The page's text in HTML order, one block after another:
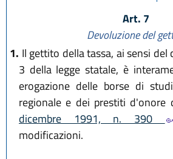
Art. 7
Devoluzione del
1. Il gettito della tassa, ai sensi
3 della legge statale, è
erogazione delle borse di
regionale e dei prestiti d'onore
dicembre 1991, n. 390
modificazioni.